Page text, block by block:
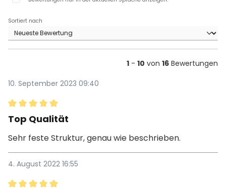
Sortiert nach
1 - 10 von 16 Bewertungen
10. September 2023 09:40
Bewertung mit 5 von 5 Sternen
Top Qualität
Sehr feste Struktur, genau wie beschrieben.
4. August 2022 16:55